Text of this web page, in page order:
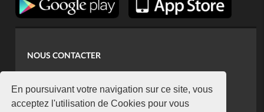
En poursuivant votre navigation sur ce site, vous
acceptez l'utilisation de Cookies pour vous
NOUS CONTACTER
koaci@yahoo.fr
+225 07 08 85 52 93